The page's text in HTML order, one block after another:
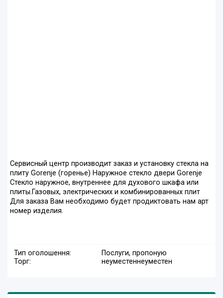
Сервисный центр производит заказ и установку стекла на
плиту Gorenje (горенье) Наружное стекло двери Gorenje
Стекло наружное, внутреннее для духового шкафа или
плиты.Газовых, электрических и комбинированных плит
Для заказа Вам необходимо будет продиктовать нам арт
номер изделия.
Тип оголошення:
Послуги, пропоную
Торг:
неуместеннеуместен